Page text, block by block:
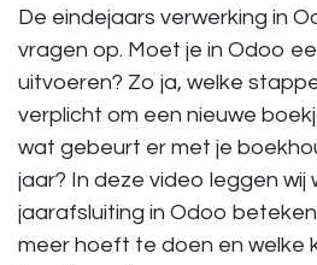
De eindejaars verwerking in
vragen op. Moet je in Odoo
uitvoeren? Zo ja, welke
verplicht om een nieuwe
wat gebeurt er met je
jaar? In deze video leggen wij
jaarafsluiting in Odoo
meer hoeft te doen en welke